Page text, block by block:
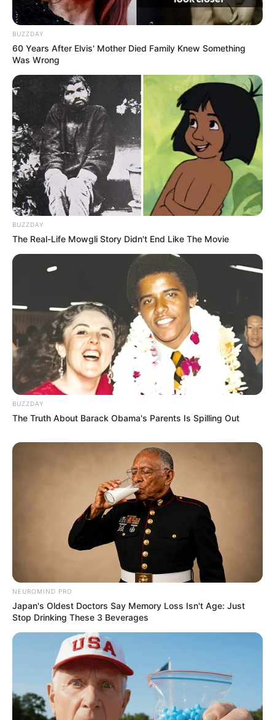
BUZZDAY
60 Years After Elvis' Mother Died Family Knew Something
Was Wrong
BUZZDAY
The Real-Life Mowgli Story Didn't End Like The Movie
BUZZDAY
The Truth About Barack Obama's Parents Is Spilling Out
NEUROMIND PRO
Japan's Oldest Doctors Say Memory Loss Isn't Age: Just
Stop Drinking These 3 Beverages